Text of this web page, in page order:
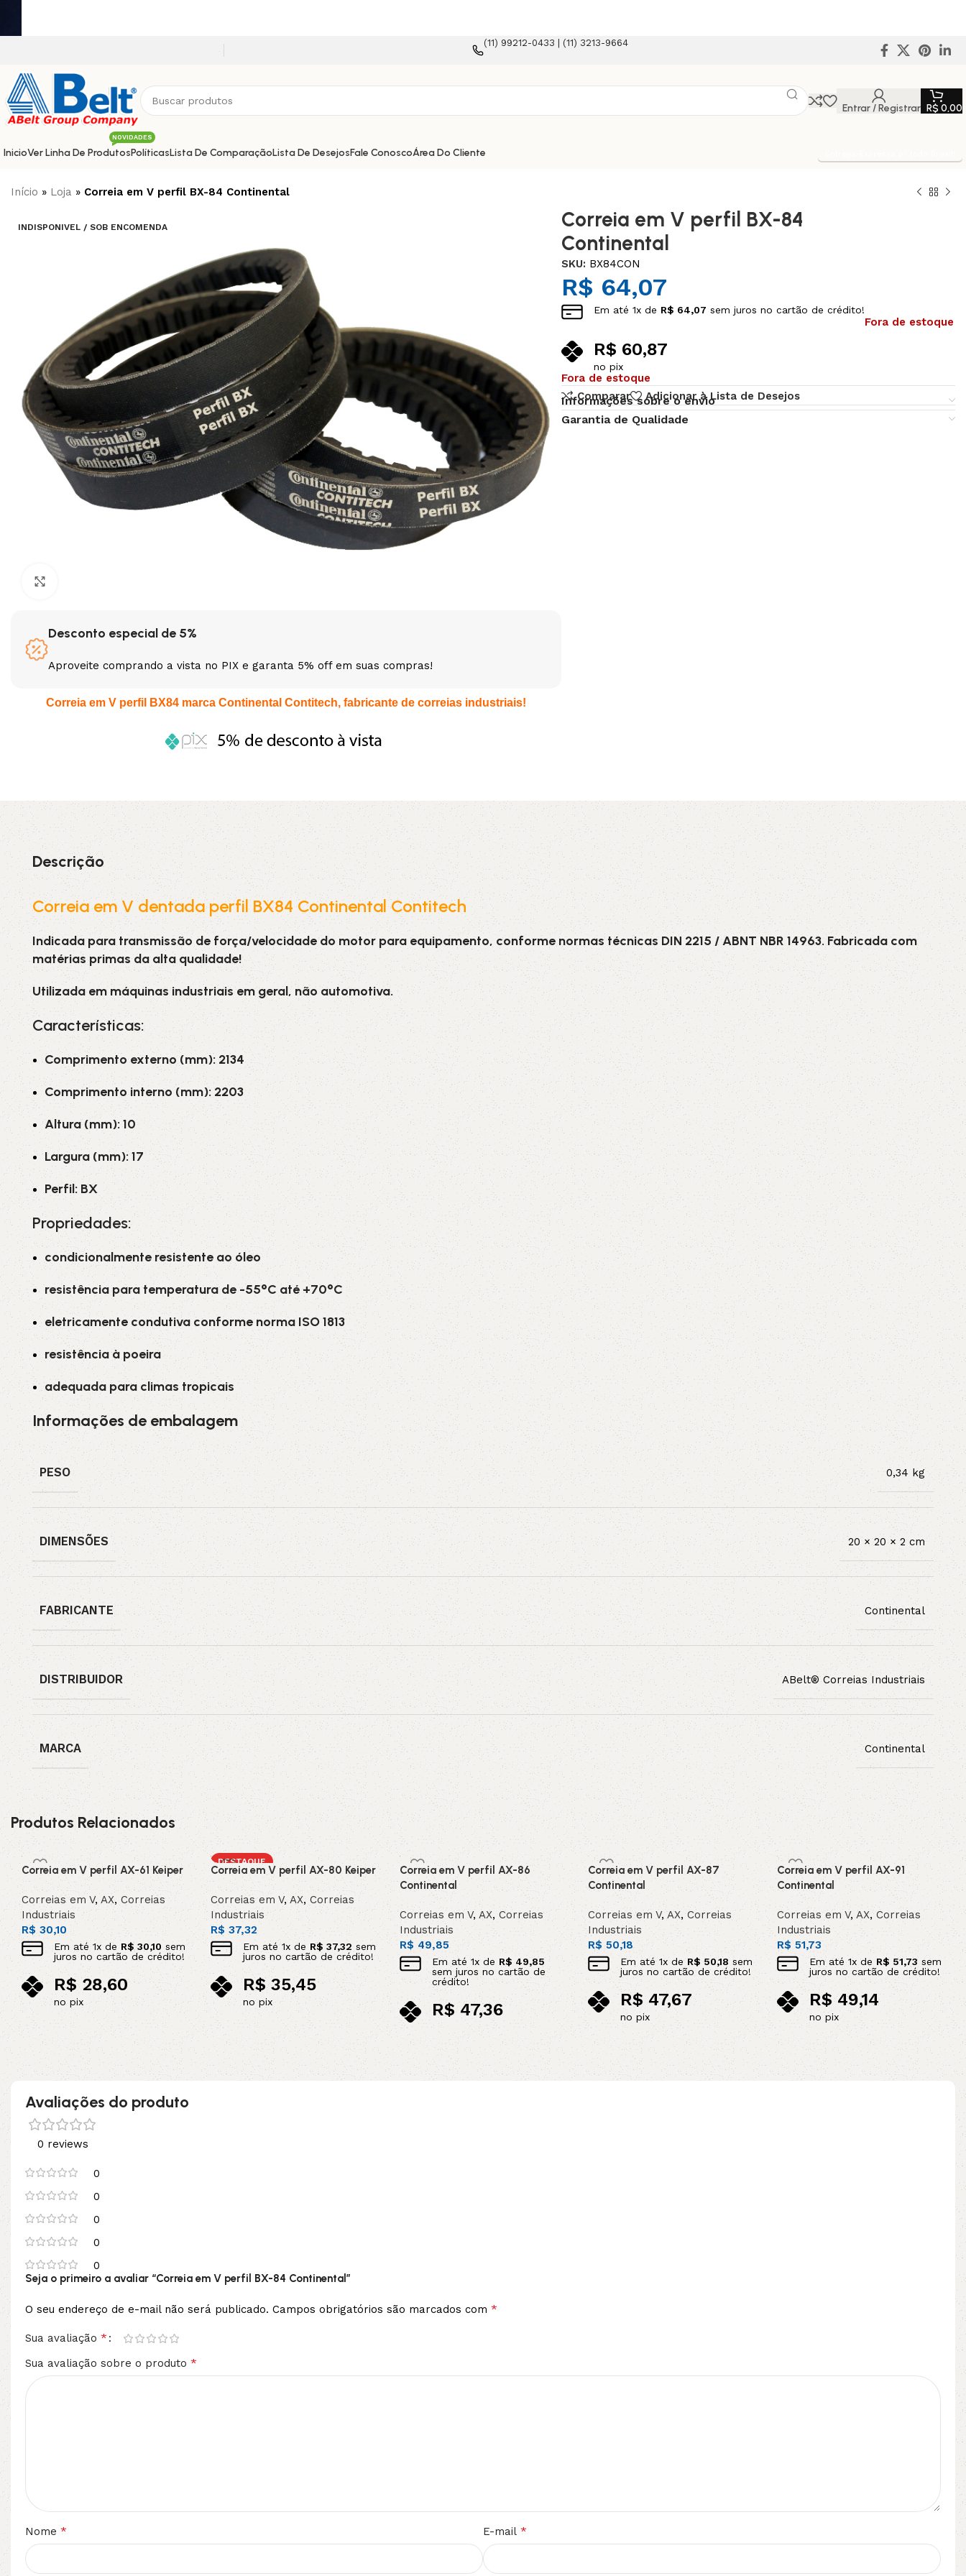
Seja bem vindo a nossa plataforma e-commerce!
(11) 99212-0433 | (11) 3213-9664
Entrar / Registrar R$ 0,00
InicioVer Linha De Produtos
NOVIDADES
3L 3VX 5V
A AX B BX
D
XPA XPB XPZ ZX
PolíticasLista De ComparaçãoLista De DesejosFale ConoscoÁrea Do Cliente
Início » Loja » Correia em V perfil BX-84 Continental
INDISPONIVEL / SOB ENCOMENDA
Desconto especial de 5%
Aproveite comprando a vista no PIX e garanta 5% off em suas compras!
Correia em V perfil BX84 marca Continental Contitech, fabricante de correias industriais!
Correia em V perfil BX-84
Continental
SKU: BX84CON
R$ 64,07
Em até1x de R$ 64,07 sem juros no cartão de crédito!
R$ 60,87
no pix
Fora de estoque
Fora de estoque
Comparar
Adicionar à Lista de Desejos
Informações sobre o envio
Garantia de Qualidade
Descrição
Correia em V dentada perfil BX84 Continental Contitech
Indicada para transmissão de força/velocidade do motor para equipamento, conforme normas técnicas DIN 2215 / ABNT NBR 14963. Fabricada com
matérias primas da alta qualidade!
Utilizada em máquinas industriais em geral, não automotiva.
Características:
Comprimento externo (mm): 2134
Comprimento interno (mm): 2203
Altura (mm): 10
Largura (mm): 17
Perfil: BX
Propriedades:
condicionalmente resistente ao óleo
resistência para temperatura de -55°C até +70°C
eletricamente condutiva conforme norma ISO 1813
resistência à poeira
adequada para climas tropicais
Informações de embalagem
PESO 0,34 kg
DIMENSÕES 20 × 20 × 2 cm
FABRICANTE Continental
DISTRIBUIDOR ABelt® Correias Industriais
MARCA Continental
Produtos Relacionados
Correia em V perfil AX-61 Keiper
Correias em V, AX, Correias
Industriais
R$30,10
Em até1x de R$30,10 sem
juros no cartão de crédito!
R$28,60
no pix
Adicionar ao carrinho
DESTAQUE
Correia em V perfil AX-80 Keiper
Correias em V, AX, Correias
Industriais
R$ 37,32
Em até1x de R$ 37,32 sem
juros no cartão de crédito!
R$35,45
no pix
Adicionar ao carrinho
Correia em V perfil AX-86
Continental
Correias em V, AX, Correias
Industriais
R$ 49,85
Em até1x de R$ 49,85
sem juros no cartão de
crédito!
R$47,36
no pix
Adicionar ao carrinho
Correia em V perfil AX-87
Continental
Correias em V,AX,Correias
Industriais
R$ 50,18
Em até1x de R$ 50,18sem
juros no cartão de crédito!
R$47,67
no pix
Adicionar ao carrinho
Correia em V perfil AX-91
Continental
Correias em V,AX,Correias
Industriais
R$ 51,73
Em até1x deR$ 51,73sem
juros no cartão de crédito!
R$49,14
no pix
Adicionar ao carrinho
Avaliações do produto
0 reviews
0
0
0
0
0
Seja o primeiro a avaliar “Correia em V perfil BX-84 Continental”
O seu endereço de e-mail não será publicado. Campos obrigatórios são marcados com *
Sua avaliação *
Sua avaliação sobre o produto *
Nome * E-mail *